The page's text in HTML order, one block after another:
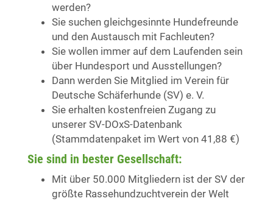
werden?
Sie suchen gleichgesinnte Hundefreunde
und den Austausch mit Fachleuten?
Sie wollen immer auf dem Laufenden sein
über Hundesport und Ausstellungen?
Dann werden Sie Mitglied im Verein für
Deutsche Schäferhunde (SV) e. V.
Sie erhalten kostenfreien Zugang zu
unserer SV-DOxS-Datenbank
(Stammdatenpaket im Wert von 41,88 €)
Sie sind in bester Gesellschaft:
Mit über 50.000 Mitgliedern ist der SV der
größte Rassehundzuchtverein der Welt